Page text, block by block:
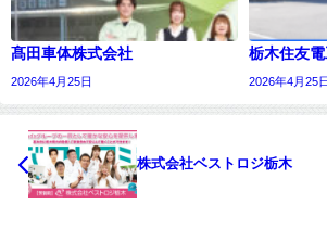
髙田車体株式会社
2026年4月25日
栃木住友
2026年4月25日
株式会社ベストロジ栃木